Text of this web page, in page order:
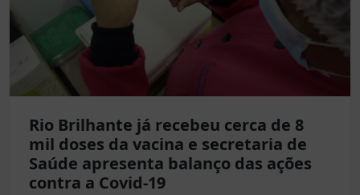
Rio Brilhante já recebeu cerca de 8
mil doses da vacina e secretaria de
Saúde apresenta balanço das ações
contra a Covid-19